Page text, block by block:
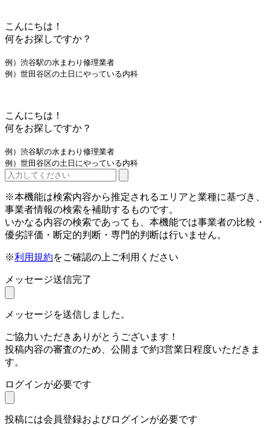
こんにちは！
何をお探しですか？
例）渋谷駅の水まわり修理業者
例）世田谷区の土日にやっている内科
こんにちは！
何をお探しですか？
例）渋谷駅の水まわり修理業者
例）世田谷区の土日にやっている内科
※本機能は検索内容から推定されるエリアと業種に基づき、
事業者情報の検索を補助するものです。
いかなる内容の検索であっても、本機能では事業者の比較・
優劣評価・断定的判断・専門的判断は行いません。
※利用規約をご確認の上ご利用ください
メッセージ送信完了
メッセージを送信しました。
ご協力いただきありがとうございます！
投稿内容の審査のため、公開まで約3営業日程度いただきま
す。
ログインが必要です
投稿には会員登録およびログインが必要です